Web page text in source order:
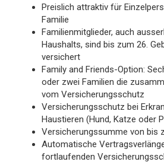
Preislich attraktiv für
Familie
Familienmitglieder, auch
Haushalts, sind bis zum 26.
versichert
Family and Friends-Option:
oder zwei Familien die
vom Versicherungsschutz
Versicherungsschutz bei
Haustieren (Hund, Katze oder
Versicherungssumme von bis
Automatische
fortlaufenden